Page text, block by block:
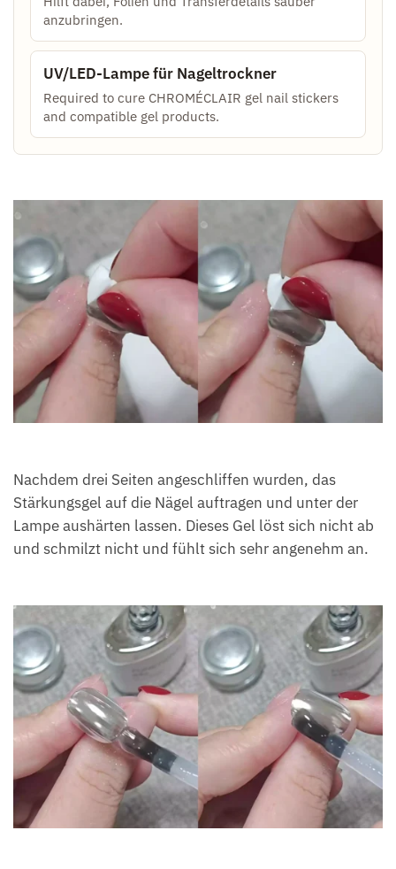
anzubringen.
UV/LED-Lampe für Nageltrockner
Required to cure CHROMÉCLAIR gel nail stickers
and compatible gel products.
Nachdem drei Seiten angeschliffen wurden, das
Stärkungsgel auf die Nägel auftragen und unter der
Lampe aushärten lassen. Dieses Gel löst sich nicht ab
und schmilzt nicht und fühlt sich sehr angenehm an.